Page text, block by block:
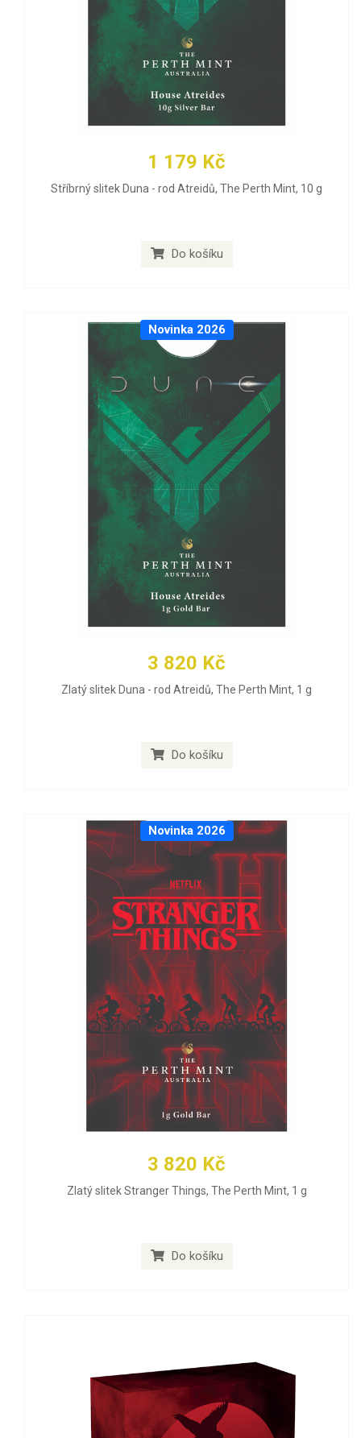
1 179 Kč
Stříbrný slitek Duna - rod Atreidů, The Perth Mint, 10 g
Do košíku
Novinka 2026
3 820 Kč
Zlatý slitek Duna - rod Atreidů, The Perth Mint, 1 g
Do košíku
Novinka 2026
3 820 Kč
Zlatý slitek Stranger Things, The Perth Mint, 1 g
Do košíku